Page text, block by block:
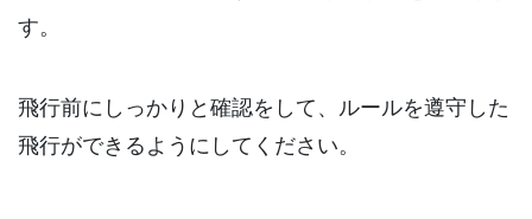
す。
飛行前にしっかりと確認をして、ルールを遵守した
飛行ができるようにしてください。